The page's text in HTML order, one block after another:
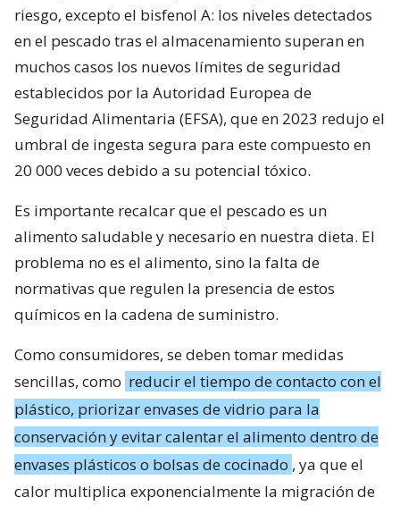
riesgo, excepto el bisfenol A: los niveles detectados
en el pescado tras el almacenamiento superan en
muchos casos los nuevos límites de seguridad
establecidos por la Autoridad Europea de
Seguridad Alimentaria (EFSA), que en 2023 redujo el
umbral de ingesta segura para este compuesto en
20 000 veces debido a su potencial tóxico.
Es importante recalcar que el pescado es un
alimento saludable y necesario en nuestra dieta. El
problema no es el alimento, sino la falta de
normativas que regulen la presencia de estos
químicos en la cadena de suministro.
Como consumidores, se deben tomar medidas
sencillas, como reducir el tiempo de contacto con el
plástico, priorizar envases de vidrio para la
conservación y evitar calentar el alimento dentro de
envases plásticos o bolsas de cocinado , ya que el
calor multiplica exponencialmente la migración de